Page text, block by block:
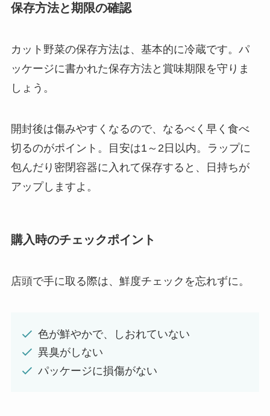
保存方法と期限の確認
カット野菜の保存方法は、基本的に冷蔵です。パ
ッケージに書かれた保存方法と賞味期限を守りま
しょう。
開封後は傷みやすくなるので、なるべく早く食べ
切るのがポイント。目安は1～2日以内。ラップに
包んだり密閉容器に入れて保存すると、日持ちが
アップしますよ。
購入時のチェックポイント
店頭で手に取る際は、鮮度チェックを忘れずに。
色が鮮やかで、しおれていない
異臭がしない
パッケージに損傷がない